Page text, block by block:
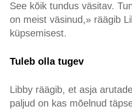
See kõik tundus väsitav.
on meist väsinud,» räägib
küpsemisest.
Tuleb olla tugev
Libby räägib, et asja
paljud on kas mõelnud